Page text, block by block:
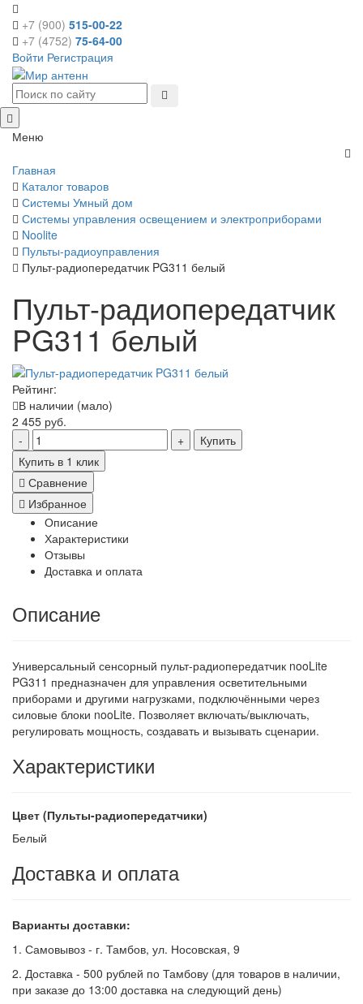
+7 (900) 515-00-22
+7 (4752) 75-64-00
Войти Регистрация
Меню
Главная
Каталог товаров
Системы Умный дом
Системы управления освещением и электроприборами
Noolite
Пульты-радиоуправления
Пульт-радиопередатчик PG311 белый
Пульт-радиопередатчик
PG311 белый
Рейтинг:
В наличии (мало)
2 455 руб.
Купить
Купить в 1 клик
Сравнение
Избранное
Описание
Характеристики
Отзывы
Доставка и оплата
Описание
Универсальный сенсорный пульт-радиопередатчик nooLite
PG311 предназначен для управления осветительными
приборами и другими нагрузками, подключёнными через
силовые блоки nooLite. Позволяет включать/выключать,
регулировать мощность, создавать и вызывать сценарии.
Характеристики
Цвет (Пульты-радиопередатчики)
Белый
Доставка и оплата
Варианты доставки:
1. Самовывоз - г. Тамбов, ул. Носовская, 9
2. Доставка - 500 рублей по Тамбову (для товаров в наличии,
при заказе до 13:00 доставка на следующий день)